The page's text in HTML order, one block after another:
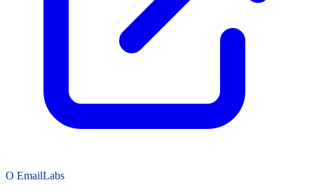
O EmailLabs